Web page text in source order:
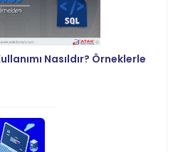
Nasıldır? Örneklerle